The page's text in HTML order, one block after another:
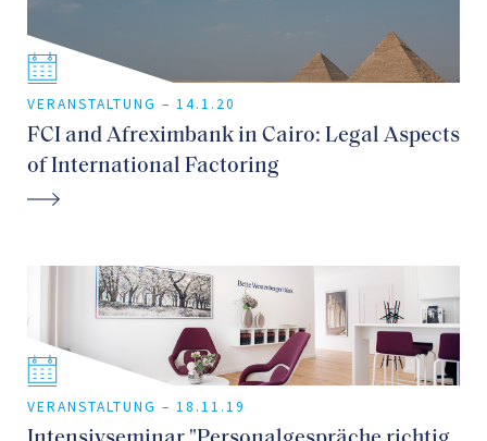
VERANSTALTUNG – 14.1.20
FCI and Afreximbank in Cairo: Legal Aspects
of International Factoring
VERANSTALTUNG – 18.11.19